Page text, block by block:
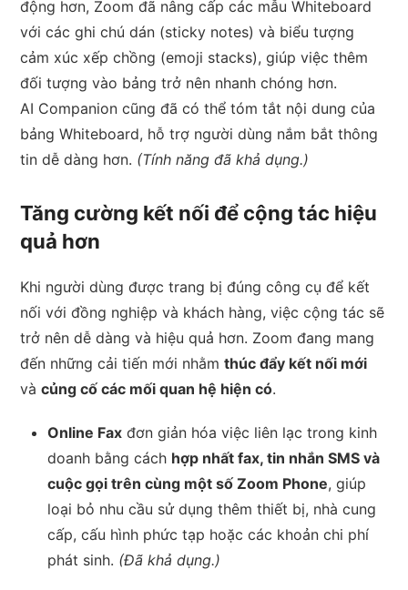
động hơn, Zoom đã nâng cấp các mẫu Whiteboard
với các ghi chú dán (sticky notes) và biểu tượng
cảm xúc xếp chồng (emoji stacks), giúp việc thêm
đối tượng vào bảng trở nên nhanh chóng hơn.
AI Companion cũng đã có thể tóm tắt nội dung của
bảng Whiteboard, hỗ trợ người dùng nắm bắt thông
tin dễ dàng hơn. (Tính năng đã khả dụng.)
Tăng cường kết nối để cộng tác hiệu
quả hơn
Khi người dùng được trang bị đúng công cụ để kết
nối với đồng nghiệp và khách hàng, việc cộng tác sẽ
trở nên dễ dàng và hiệu quả hơn. Zoom đang mang
đến những cải tiến mới nhằmthúc đẩy kết nối mới
vàcủng cố các mối quan hệ hiện có.
Online Fax đơn giản hóa việc liên lạc trong kinh
doanh bằng cách hợp nhất fax, tin nhắn SMS và
cuộc gọi trên cùng một số Zoom Phone, giúp
loại bỏ nhu cầu sử dụng thêm thiết bị, nhà cung
cấp, cấu hình phức tạp hoặc các khoản chi phí
phát sinh. (Đã khả dụng.)